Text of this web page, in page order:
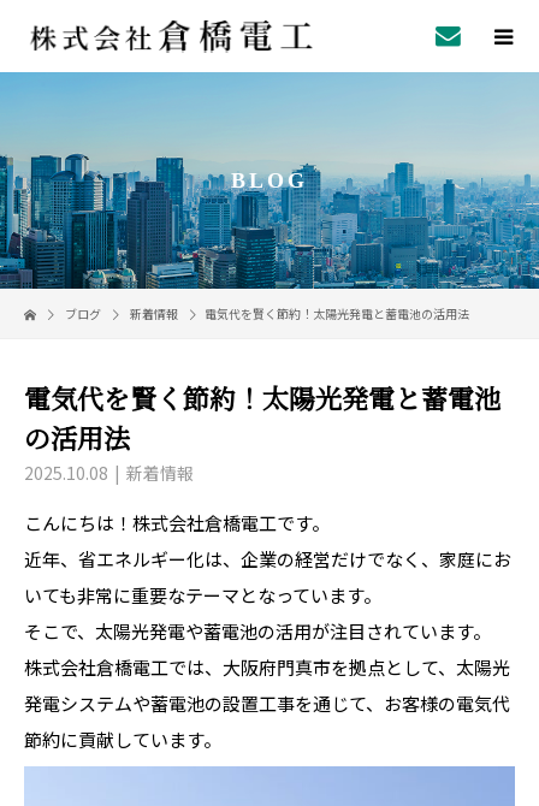
BLOG
ブログ 新着情報 電気代を賢く節約！太陽光発電と蓄電池の活用法
電気代を賢く節約！太陽光発電と蓄電池
の活用法
2025.10.08 新着情報
こんにちは！株式会社倉橋電工です。
近年、省エネルギー化は、企業の経営だけでなく、家庭にお
いても非常に重要なテーマとなっています。
そこで、太陽光発電や蓄電池の活用が注目されています。
株式会社倉橋電工では、大阪府門真市を拠点として、太陽光
発電システムや蓄電池の設置工事を通じて、お客様の電気代
節約に貢献しています。